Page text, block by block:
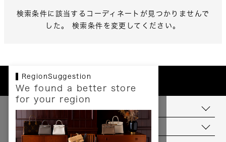
検索条件に該当するコーディネートが見つかりませんで
した。 検索条件を変更してください。
RegionSuggestion
We found a better store
for your region
お支払いについて
配送について